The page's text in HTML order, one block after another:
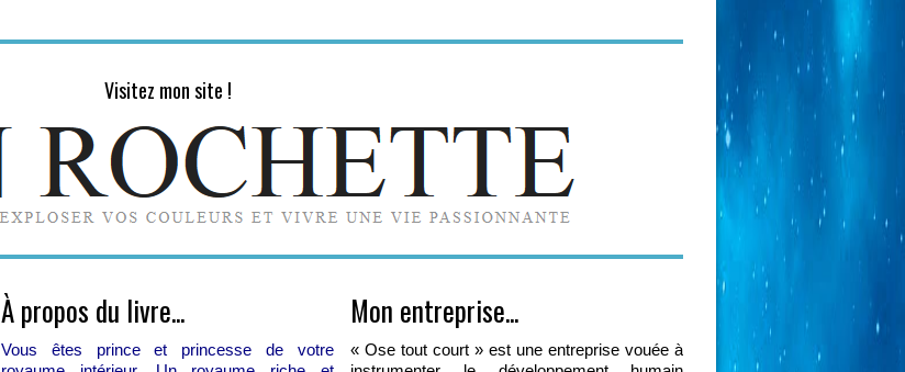
Visitez mon site !
À propos du livre...
Vous êtes prince et princesse de votre
Mon entreprise...
« Ose tout court » est une entreprise vouée à